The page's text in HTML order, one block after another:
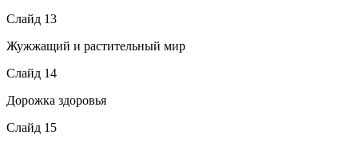
Слайд 13
Жужжащий и растительный мир
Слайд 14
Дорожка здоровья
Слайд 15